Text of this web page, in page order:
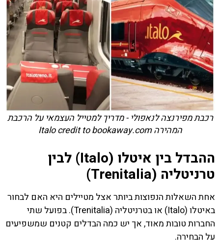
רכבת מפירנצה לנאפולי - מדריך למטייל העצמאי על הרכבת
המהירה Italo credit to bookaway.com
ההבדל בין איטלו (Italo) לבין
טרניטליה (Trenitalia)
אחת השאלות הנפוצות ביותר אצל מטיילים היא האם לבחור
באיטלו (Italo) או בטרניטליה (Trenitalia). בפועל שתי
החברות טובות מאוד, אך יש כמה הבדלים קטנים שמשפיעים
על הבחירה.